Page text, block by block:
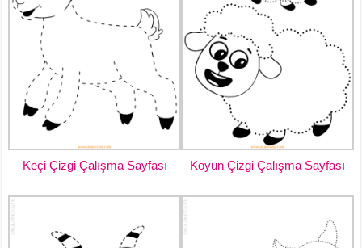
Keçi Çizgi Çalışma Sayfası Koyun Çizgi Çalışma Sayfası